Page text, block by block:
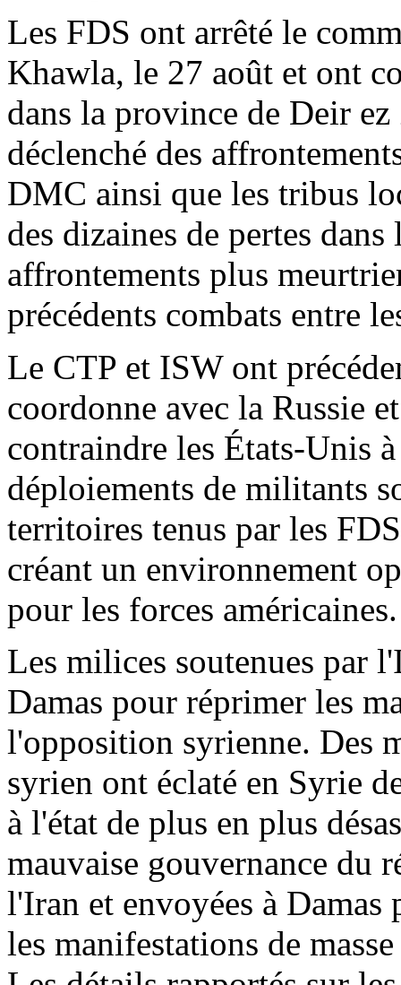
Les FDS ont arrêté le
Khawla, le 27 août et ont
dans la province de Deir ez
déclenché des
DMC ainsi que les tribus
des dizaines de pertes
affrontements plus
précédents combats entre
Le CTP et ISW ont
coordonne avec la Russie
contraindre les États-Unis
déploiements de militants
territoires tenus par les
créant un environnement
pour les forces américaines.
Les milices soutenues par
Damas pour réprimer les
l'opposition syrienne. Des
syrien ont éclaté en Syrie
à l'état de plus en plus
mauvaise gouvernance du
l'Iran et envoyées à Damas
les manifestations de